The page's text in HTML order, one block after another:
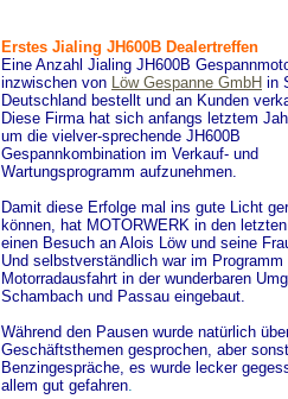
Erstes Jialing JH600B Dealertreffen
Eine Anzahl Jialing JH600B
inzwischen von Löw Gespanne GmbH in
Deutschland bestellt und an Kunden
Diese Firma hat sich anfangs letztem
um die vielver-sprechende JH600B
Gespannkombination im Verkauf- und
Wartungsprogramm aufzunehmen.
Damit diese Erfolge mal ins gute Licht
können, hat MOTORWERK in den
einen Besuch an Alois Löw und seine
Und selbstverständlich war im
Motorradausfahrt in der wunderbaren
Schambach und Passau eingebaut.
Während den Pausen wurde natürlich
Geschäftsthemen gesprochen, aber
Benzingespräche, es wurde lecker
allem gut gefahren.